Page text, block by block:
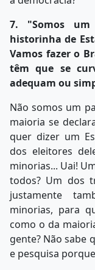
7. "Somos
historinha de
Vamos fazer o
têm que se
adequam ou
Não somos um
maioria se
quer dizer um
dos eleitores
minorias... Uai!
todos? Um dos
justamente
minorias, para
como o da
gente? Não sabe
e pesquisa